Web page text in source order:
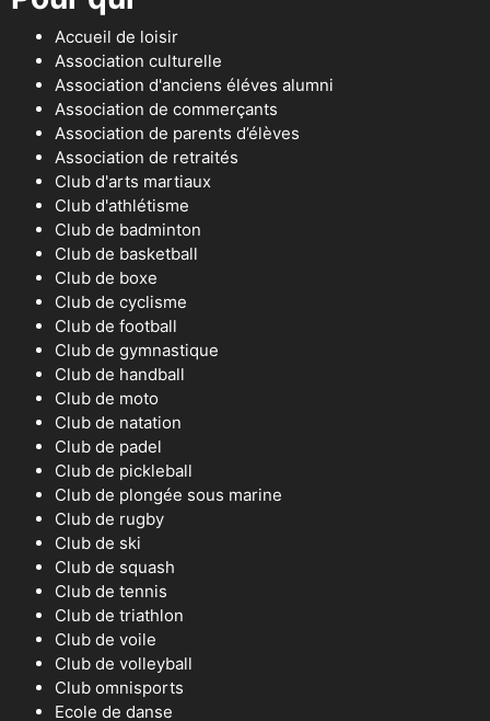
Accueil de loisir
Association culturelle
Association d'anciens éléves alumni
Association de commerçants
Association de parents d’élèves
Association de retraités
Club d'arts martiaux
Club d'athlétisme
Club de badminton
Club de basketball
Club de boxe
Club de cyclisme
Club de football
Club de gymnastique
Club de handball
Club de moto
Club de natation
Club de padel
Club de pickleball
Club de plongée sous marine
Club de rugby
Club de ski
Club de squash
Club de tennis
Club de triathlon
Club de voile
Club de volleyball
Club omnisports
Ecole de danse